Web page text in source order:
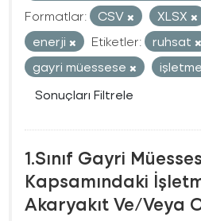
Formatlar:
CSV XLSX
enerji
Etiketler:
ruhsat
gayri müessese
işletme
Sonuçları Filtrele
1.Sınıf Gayri
Kapsamındaki
Akaryakıt Ve/Veya